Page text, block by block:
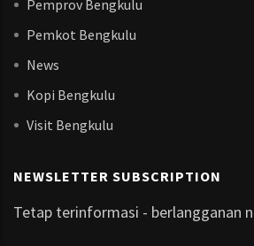
Pemprov Bengkulu
Pemkot Bengkulu
News
Kopi Bengkulu
Visit Bengkulu
NEWSLETTER SUBSCRIPTION
Tetap terinformasi - berlangganan